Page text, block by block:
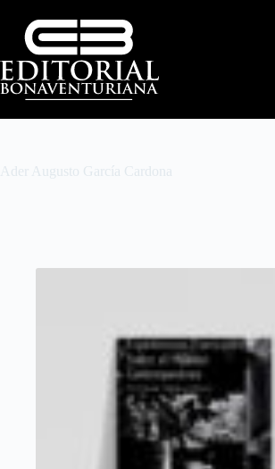
Ader Augusto García Cardona